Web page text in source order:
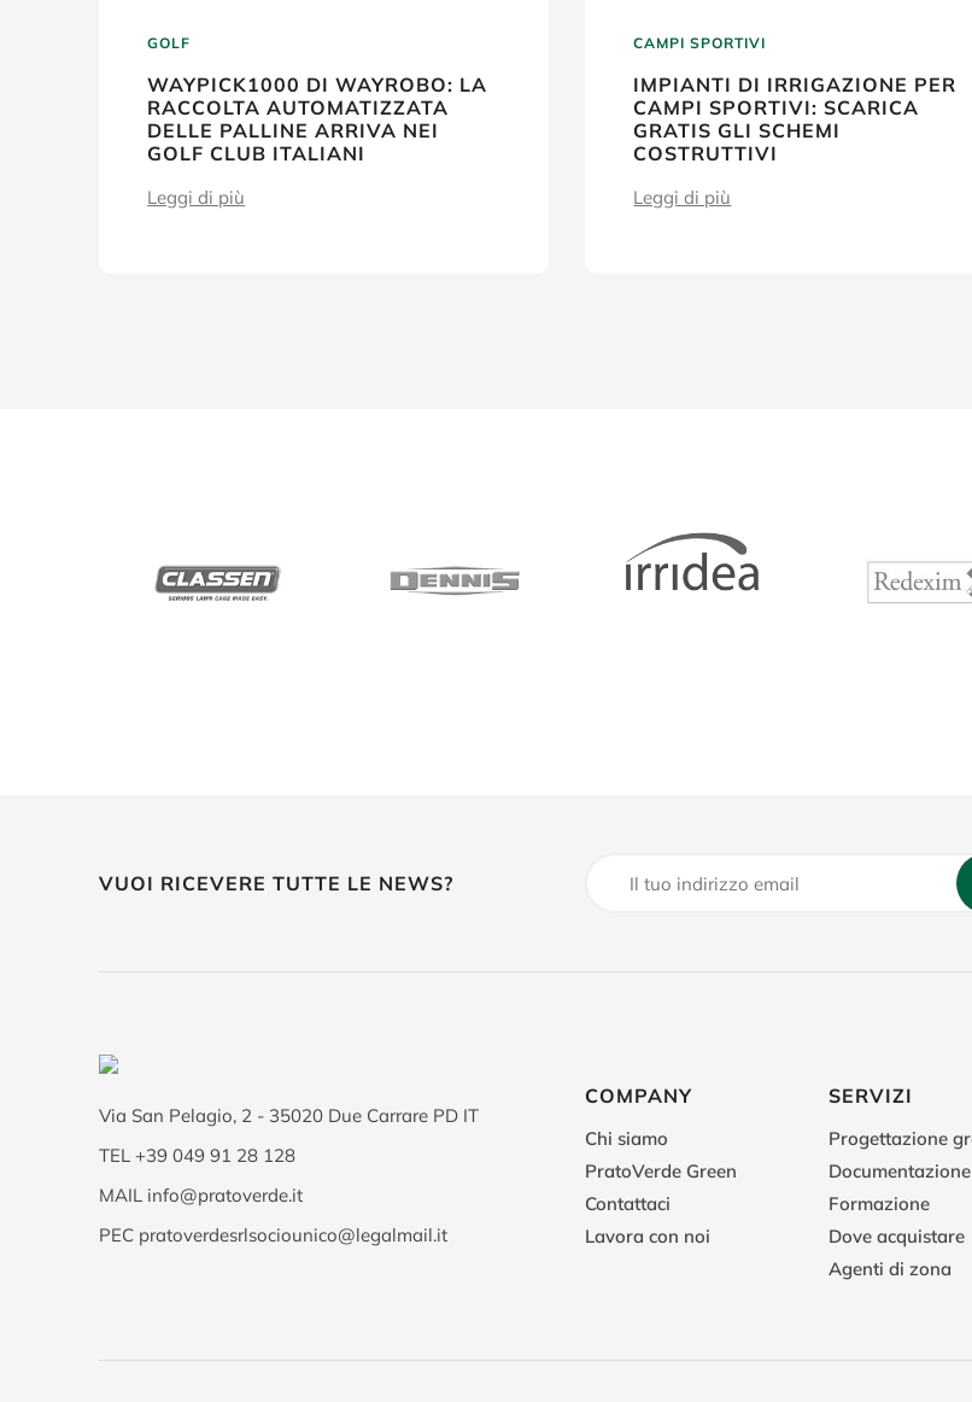
GOLF
WAYPICK1000 DI WAYROBO: LA
RACCOLTA AUTOMATIZZATA
DELLE PALLINE ARRIVA NEI
GOLF CLUB ITALIANI
Leggi di più
CAMPI SPORTIVI
IMPIANTI DI IRRIGAZIONE PER
CAMPI SPORTIVI: SCARICA
GRATIS GLI SCHEMI
COSTRUTTIVI
Leggi di più
VUOI RICEVERE TUTTE LE NEWS?
Via San Pelagio, 2 - 35020 Due Carrare PD IT
TEL+39 049 91 28 128
MAIL info@pratoverde.it
PEC pratoverdesrlsociounico@legalmail.it
COMPANY
Chi siamo
PratoVerde Green
Contattaci
Lavora con noi
SERVIZI
Progettazione
Documentazione
Formazione
Dove acquistare
Agenti di zona